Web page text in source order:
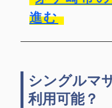
進む
シングルマ
利用可能？